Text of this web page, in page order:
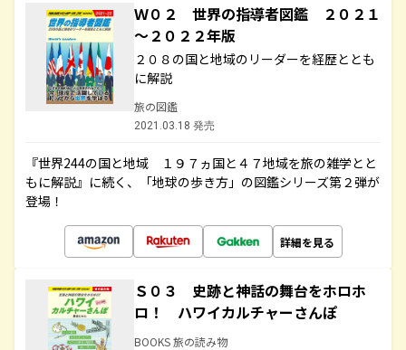
Ｗ０２ 世界の指導者図鑑 ２０２１
～２０２２年版
２０８の国と地域のリーダーを経歴ととも
に解説
旅の図鑑
2021.03.18 発売
『世界244の国と地域 １９７ヵ国と４７地域を旅の雑学とと
もに解説』に続く、「地球の歩き方」の図鑑シリーズ第２弾が
登場！
詳細を見る
Ｓ０３ 史跡と神話の舞台をホロホ
ロ！ ハワイカルチャーさんぽ
BOOKS 旅の読み物